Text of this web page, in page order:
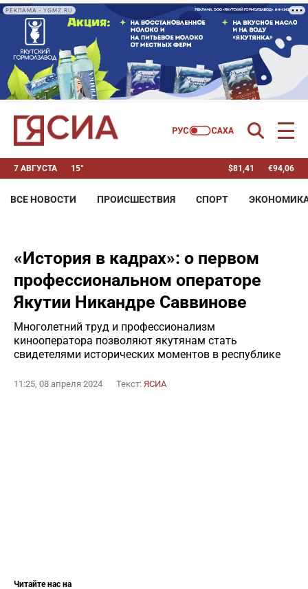
РЕКЛАМА • YGMZ.RU
7 АВГУСТА 15° $81,41 €94,06
ВСЕ НОВОСТИ ПРОИСШЕСТВИЯ СПОРТ
«История в кадрах»: о первом
профессиональном операторе
Якутии Никандре Саввинове
Многолетний труд и профессионализм
кинооператора позволяют якутянам стать
свидетелями исторических моментов в республике
11:25, 08 апреля 2024 Текст: ЯСИА
Читайте нас на